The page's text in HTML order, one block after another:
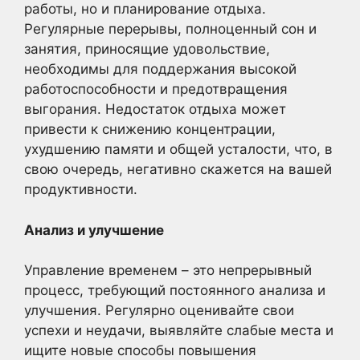
работы, но и планирование отдыха.
Регулярные перерывы, полноценный сон и
занятия, приносящие удовольствие,
необходимы для поддержания высокой
работоспособности и предотвращения
выгорания. Недостаток отдыха может
привести к снижению концентрации,
ухудшению памяти и общей усталости, что, в
свою очередь, негативно скажется на вашей
продуктивности.
Анализ и улучшение
Управление временем – это непрерывный
процесс, требующий постоянного анализа и
улучшения. Регулярно оценивайте свои
успехи и неудачи, выявляйте слабые места и
ищите новые способы повышения